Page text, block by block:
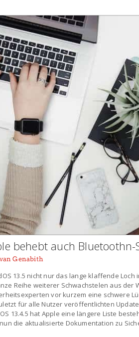
behebt auch Bluetoothn-
Genabith
13.5 nicht nur das lange klaffende
Reihe weiterer Schwachstelen aus der
vor kurzem eine schwere
für alle Nutzer veröffentlichten Update
13.4.5 hat Apple eine längere Liste
die aktualisierte Dokumentation zu